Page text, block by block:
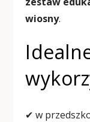
wiosny.
✔ w